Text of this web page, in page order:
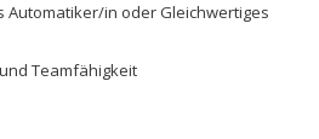
Automatiker/in oder Gleichwertiges
Teamfähigkeit